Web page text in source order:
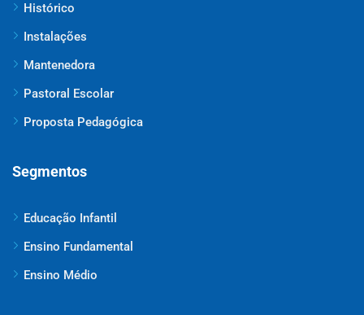
Histórico
Instalações
Mantenedora
Pastoral Escolar
Proposta Pedagógica
Segmentos
Educação Infantil
Ensino Fundamental
Ensino Médio